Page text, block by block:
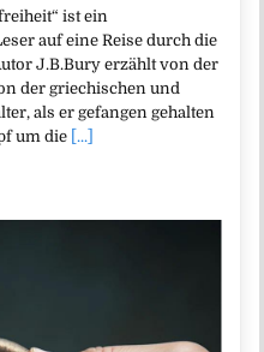
ist ein
auf eine Reise durch die
J.B.Bury erzählt von der
der griechischen und
als er gefangen gehalten
um die [...]